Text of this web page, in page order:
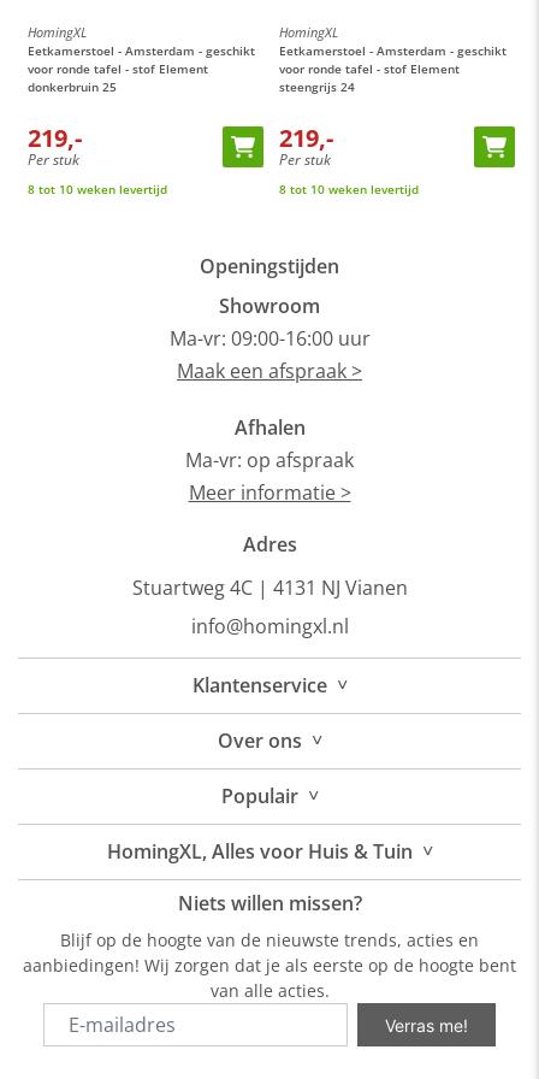
HomingXL
Eetkamerstoel - Amsterdam - geschikt
voor ronde tafel - stof Element
donkerbruin 25
219,-
Per stuk
8 tot 10 weken levertijd
HomingXL
Eetkamerstoel - Amsterdam - geschikt
voor ronde tafel - stof Element
steengrijs 24
219,-
Per stuk
8 tot 10 weken levertijd
Openingstijden
Showroom
Ma-vr: 09:00-16:00 uur
Maak een afspraak >
Afhalen
Ma-vr: op afspraak
Meer informatie >
Adres
Stuartweg 4C | 4131 NJ Vianen
info@homingxl.nl
Klantenservice ˅
Overons ˅
Populair ˅
HomingXL, Alles voor Huis & Tuin ˅
Niets willen missen?
Blijf op de hoogte van de nieuwste trends, acties en
aanbiedingen! Wij zorgen dat je als eerste op de hoogte bent
van alle acties.
Verras me!